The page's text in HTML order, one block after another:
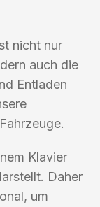
nicht nur
auch die
Entladen
Klavier
Daher
um